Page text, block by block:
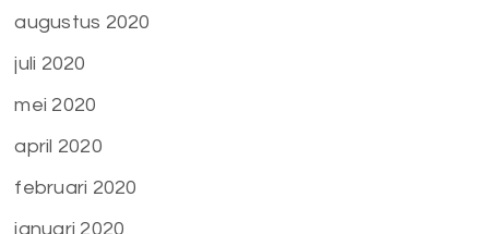
augustus 2020
juli 2020
mei 2020
april 2020
februari 2020
januari 2020